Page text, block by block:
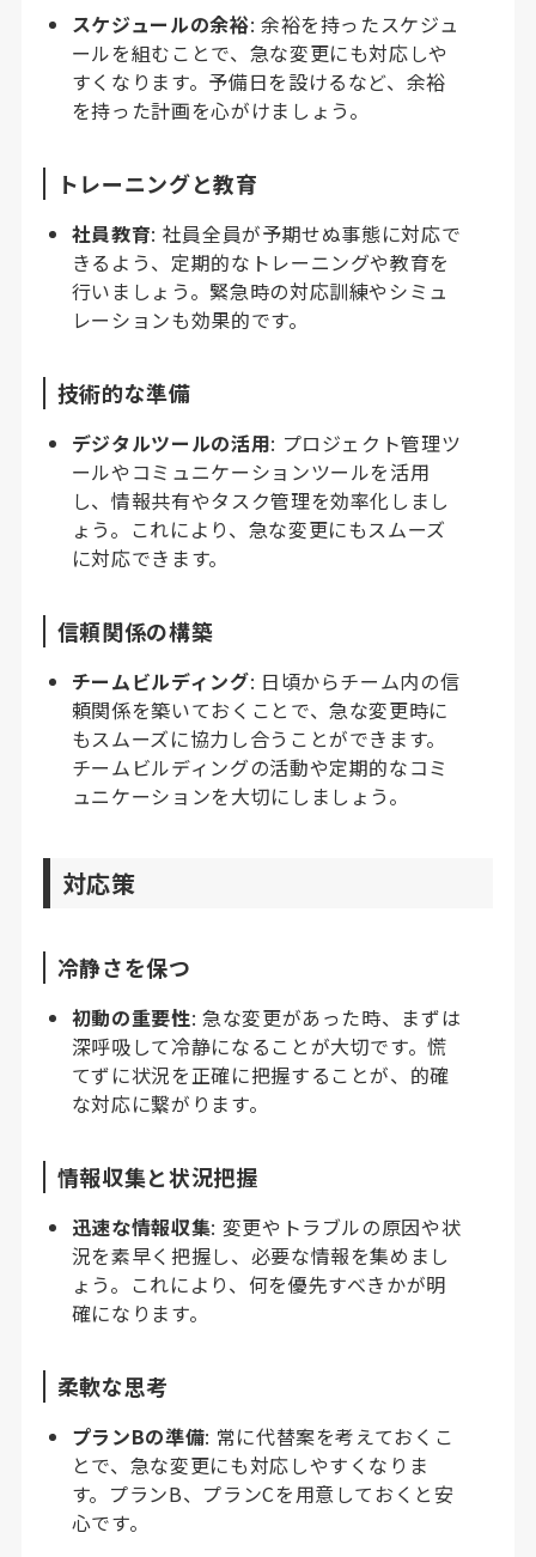
スケジュールの余裕: 余裕を持ったスケジュ
ールを組むことで、急な変更にも対応しや
すくなります。予備日を設けるなど、余裕
を持った計画を心がけましょう。
トレーニングと教育
社員教育: 社員全員が予期せぬ事態に対応で
きるよう、定期的なトレーニングや教育を
行いましょう。緊急時の対応訓練やシミュ
レーションも効果的です。
技術的な準備
デジタルツールの活用: プロジェクト管理ツ
ールやコミュニケーションツールを活用
し、情報共有やタスク管理を効率化しまし
ょう。これにより、急な変更にもスムーズ
に対応できます。
信頼関係の構築
チームビルディング: 日頃からチーム内の信
頼関係を築いておくことで、急な変更時に
もスムーズに協力し合うことができます。
チームビルディングの活動や定期的なコミ
ュニケーションを大切にしましょう。
対応策
冷静さを保つ
初動の重要性: 急な変更があった時、まずは
深呼吸して冷静になることが大切です。慌
てずに状況を正確に把握することが、的確
な対応に繋がります。
情報収集と状況把握
迅速な情報収集: 変更やトラブルの原因や状
況を素早く把握し、必要な情報を集めまし
ょう。これにより、何を優先すべきかが明
確になります。
柔軟な思考
プランBの準備: 常に代替案を考えておくこ
とで、急な変更にも対応しやすくなりま
す。プランB、プランCを用意しておくと安
心です。